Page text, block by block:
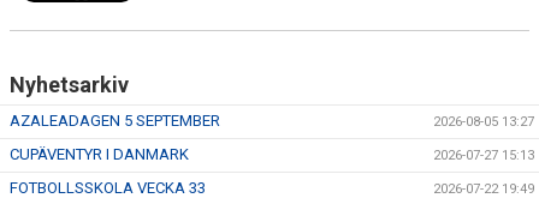
IDROTTSSKADOR
TRÄN.TIDER
KLUBBHUS
Nyhetsarkiv
AZALEADAGEN 5 SEPTEMBER 2026-08-05 13:27
CUPÄVENTYR I DANMARK 2026-07-27 15:13
FOTBOLLSSKOLA VECKA 33 2026-07-22 19:49